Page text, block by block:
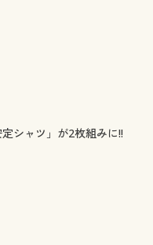
シャツ」が2枚組みに!!